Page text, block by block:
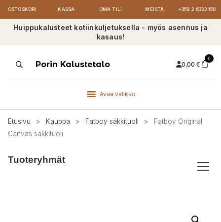
OSTOSKORI KASSA OMA TILI MEISTÄ +358 2 6333 150
Huippukalusteet kotiinkuljetuksella - myös asennus ja
kasaus!
ProductsPorin Kalustetalo 0,00 €
0
Avaa valikko
Etusivu > Kauppa > Fatboy säkkituoli >
Fatboy Original
Canvas säkkituoli
Tuoteryhmät